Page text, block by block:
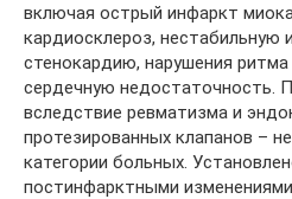
включая острый инфаркт
кардиосклероз, нестабильную
стенокардию, нарушения
сердечную недостаточность.
вследствие ревматизма и
протезированных клапанов –
категории больных.
постинфарктными